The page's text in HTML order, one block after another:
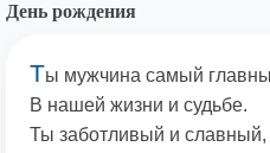
День рождения
Ты мужчина самый
В нашей жизни и судьбе.
Ты заботливый и славный,